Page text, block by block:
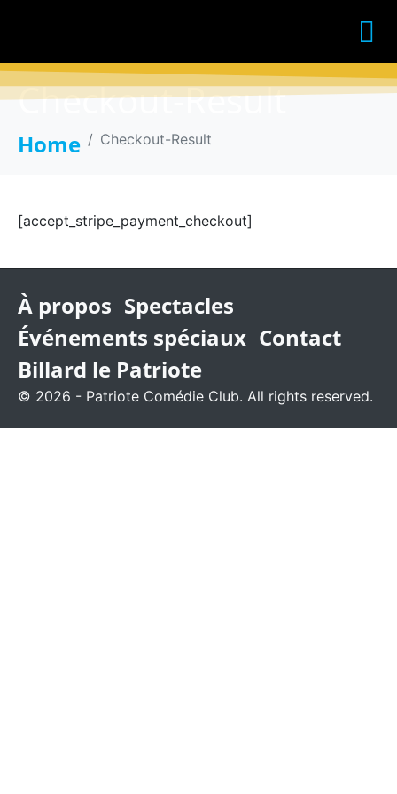
Checkout-Result
Home Checkout-Result
[accept_stripe_payment_checkout]
À propos Spectacles
Événements spéciaux Contact
Billard le Patriote
© 2026 - Patriote Comédie Club. All rights reserved.